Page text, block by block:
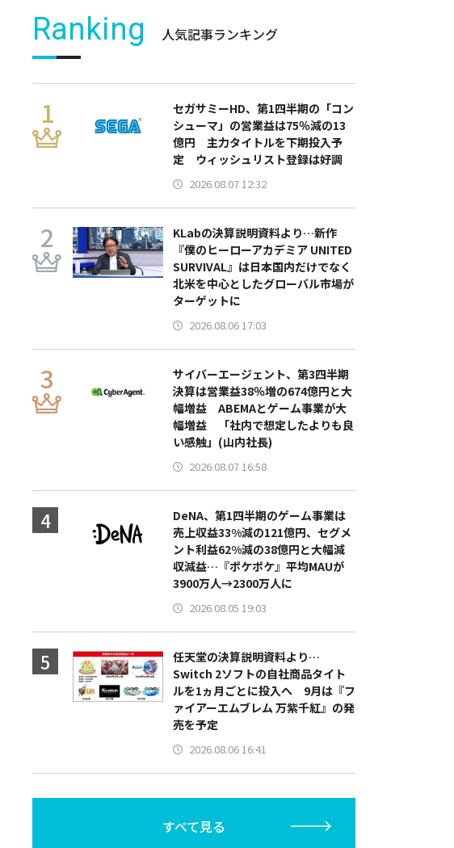
Ranking 人気記事ランキング
セガサミーHD、第1四半期の「コン
シューマ」の営業益は75％減の13
億円 主力タイトルを下期投入予
定 ウィッシュリスト登録は好調
2026.08.07 12:32
KLabの決算説明資料より…新作
『僕のヒーローアカデミア UNITED
SURVIVAL』は日本国内だけでなく
北米を中心としたグローバル市場が
ターゲットに
2026.08.06 17:03
サイバーエージェント、第3四半期
決算は営業益38％増の674億円と大
幅増益 ABEMAとゲーム事業が大
幅増益 「社内で想定したよりも良
い感触」(山内社長)
2026.08.07 16:58
DeNA、第1四半期のゲーム事業は
売上収益33%減の121億円、セグメ
ント利益62%減の38億円と大幅減
収減益…『ポケポケ』平均MAUが
3900万人→2300万人に
2026.08.05 19:03
任天堂の決算説明資料より…
Switch 2ソフトの自社商品タイト
ルを1ヵ月ごとに投入へ 9月は『フ
ァイアーエムブレム 万紫千紅』の発
売を予定
2026.08.06 16:41
すべて見る